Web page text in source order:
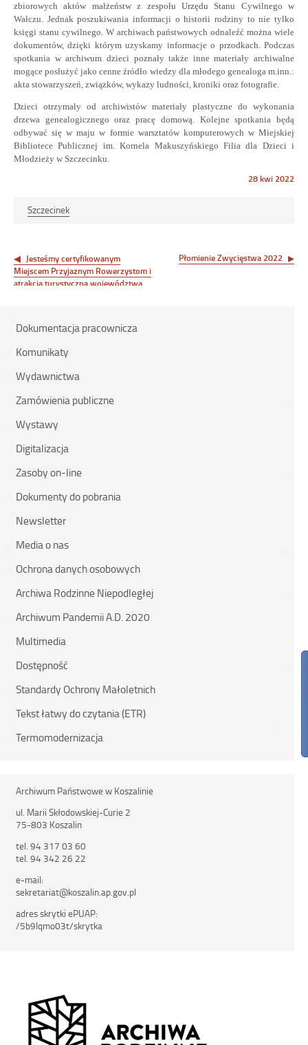
zbiorowych aktów małżeństw z zespołu Urzędu Stanu Cywilnego w
Wałczu. Jednak poszukiwania informacji o historii rodziny to nie tylko
księgi stanu cywilnego. W archiwach państwowych odnaleźć można wiele
dokumentów, dzięki którym uzyskamy informacje o przodkach. Podczas
spotkania w archiwum dzieci poznały także inne materiały archiwalne
mogące posłużyć jako cenne źródło wiedzy dla młodego genealoga m.inn.:
akta stowarzyszeń, związków, wykazy ludności, kroniki oraz fotografie.
Dzieci otrzymały od archiwistów materiały plastyczne do wykonania
drzewa genealogicznego oraz pracę domową. Kolejne spotkania będą
odbywać się w maju w formie warsztatów komputerowych w Miejskiej
Bibliotece Publicznej im. Kornela Makuszyńskiego Filia dla Dzieci i
Młodzieży w Szczecinku.
Opublikowano
28 kwi 2022
Szczecinek
wpisu
Jesteśmy certyfikowanym
Miejscem Przyjaznym Rowerzystom i
atrakcją turystyczną województwa
Płomienie Zwycięstwa 2022
Dokumentacja pracownicza
Komunikaty
Wydawnictwa
Zamówienia publiczne
Wystawy
Digitalizacja
Zasoby on-line
Dokumenty do pobrania
Newsletter
Media o nas
Ochrona danych osobowych
Archiwa Rodzinne Niepodległej
Archiwum Pandemii A.D. 2020
Multimedia
Dostępność
Standardy Ochrony Małoletnich
Tekst łatwy do czytania (ETR)
Termomodernizacja
Archiwum Państwowe w Koszalinie
ul. Marii Skłodowskiej-Curie 2
75-803 Koszalin
tel. 94 317 03 60
tel. 94 342 26 22
e-mail:
sekretariat@koszalin.ap.gov.pl
adres skrytki ePUAP:
/5b9lqmo03t/skrytka